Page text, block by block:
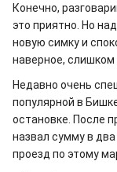
Конечно,
это приятно. Но
новую симку и
наверное, слишком
Недавно очень
популярной в
остановке. После
назвал сумму в
проезд по этому